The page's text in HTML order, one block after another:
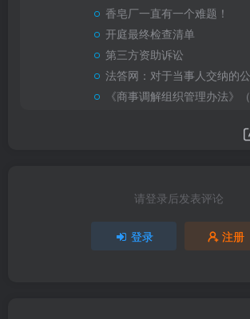
香皂厂一直有一个难题！
开庭最终检查清单
第三方资助诉讼
法答网：对于当事人交纳的公告费、鉴定费、保全费，是
《商事调解组织管理办法》（司法部令第
请登录后发表评论
登录 注册